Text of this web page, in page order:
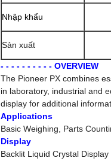
Nhập khẩu
Sản xuất
- - - - - - - - - - OVERVIEW
The Pioneer PX combines
in laboratory, industrial and
display for additional
Applications
Basic Weighing, Parts
Display
Backlit Liquid Crystal